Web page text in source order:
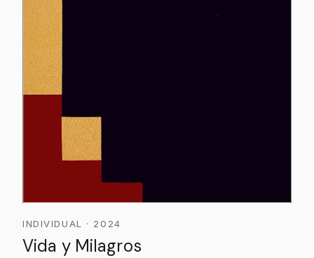
INDIVIDUAL · 2024
Vida y Milagros